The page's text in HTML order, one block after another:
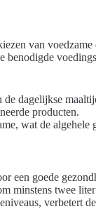
van
benodigde
de dagelijkse
producten.
wat de algehele
een goede
minstens twee
verbetert